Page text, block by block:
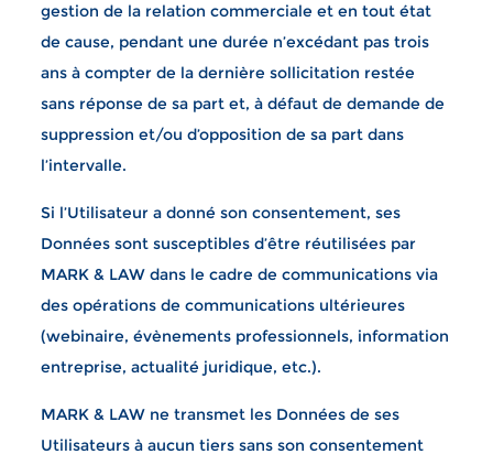
gestion de la relation commerciale et en tout état
de cause, pendant une durée n’excédant pas trois
ans à compter de la dernière sollicitation restée
sans réponse de sa part et, à défaut de demande de
suppression et/ou d’opposition de sa part dans
l’intervalle.
Si l’Utilisateur a donné son consentement, ses
Données sont susceptibles d’être réutilisées par
MARK & LAW dans le cadre de communications via
des opérations de communications ultérieures
(webinaire, évènements professionnels, information
entreprise, actualité juridique, etc.).
MARK & LAW ne transmet les Données de ses
Utilisateurs à aucun tiers sans son consentement